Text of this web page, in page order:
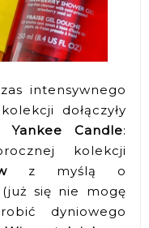
intensywnego
dołączyły
Yankee Candle:
kolekcji
z myślą o
się nie mogę
dyniowego